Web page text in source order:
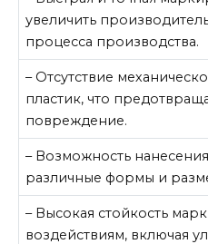
увеличить
процесса производства.
– Отсутствие
пластик, что
повреждение.
– Возможность
различные формы и
– Высокая стойкость
воздействиям, включая